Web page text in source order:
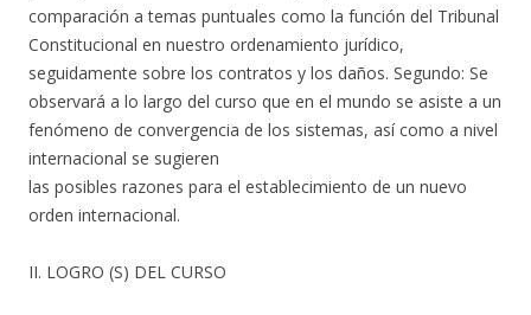
comparación a temas puntuales como la función del Tribunal
Constitucional en nuestro ordenamiento jurídico,
seguidamente sobre los contratos y los daños. Segundo: Se
observará a lo largo del curso que en el mundo se asiste a un
fenómeno de convergencia de los sistemas, así como a nivel
internacional se sugieren
las posibles razones para el establecimiento de un nuevo
orden internacional.
II. LOGRO (S) DEL CURSO